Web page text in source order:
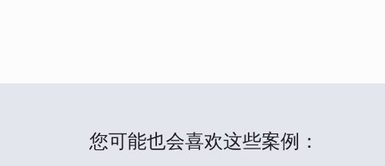
您可能也会喜欢这些案例：